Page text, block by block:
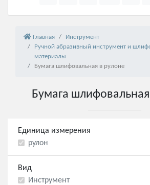
Главная
Инструмент
Ручной абразивный инструмент и
материалы
Бумага шлифовальная в рулоне
Бумага
Единица измерения
рулон
Вид
Инструмент